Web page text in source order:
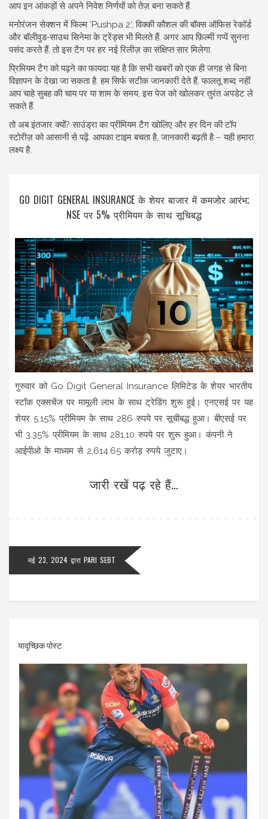
आप इन आंकड़ों से अपने निवेश निर्णयों को तेज़ बना सकते हैं.
मनोरंजन सेक्शन में फिल्म ‘Pushpa 2’, विक्की कौशल की बॉक्स ऑफिस रेकॉर्ड
और बॉलीवुड‑साउथ सिनेमा के ट्रेंड्स भी मिलते हैं. अगर आप फ़िल्मी गप्पें सुनना
पसंद करते हैं, तो इस टैग पर हर नई रिलीज़ का संक्षिप्त सार मिलेगा.
प्रिमियम टैग को पढ़ने का फायदा यह है कि सभी खबरों को एक ही जगह से बिना
विज्ञापन के देखा जा सकता है. हम सिर्फ सटीक जानकारी देते हैं, फालतू शब्द नहीं.
आप चाहे सुबह की चाय पर या शाम के समय, इस पेज को खोलकर तुरंत अपडेट ले
सकते हैं.
तो अब इंतजार क्यों? साउंड्रा का प्रीमियम टैग खोलिए और हर दिन की टॉप
स्टोरीज़ को आसानी से पढ़ें. आपका टाइम बचता है, जानकारी बढ़ती है – यही हमारा
लक्ष्य है.
GO DIGIT GENERAL INSURANCE के शेयर बाजार में कमजोर आरंभ;
NSE पर 5% प्रीमियम के साथ सूचिबद्ध
गुरुवार को Go Digit General Insurance लिमिटेड के शेयर भारतीय
स्टॉक एक्सचेंज पर मामूली लाभ के साथ ट्रेडिंग शुरू हुई। एनएसई पर यह
शेयर 5.15% प्रीमियम के साथ 286 रुपये पर सूचीबद्ध हुआ। बीएसई पर
भी 3.35% प्रीमियम के साथ 281.10 रुपये पर शुरू हुआ। कंपनी ने
आईपीओ के माध्यम से 2,614.65 करोड़ रुपये जुटाए।
जारी रखें पढ़ रहे हैं...
मई 23, 2024 द्वारा PARI SEBT
यादृच्छिक पोस्ट